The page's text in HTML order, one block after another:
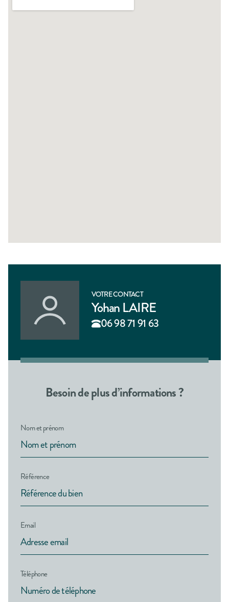
VOTRE CONTACT
Yohan LAIRE
06 98 71 91 63
Besoin de plus d’informations ?
Nom et prénom
Référence
Email
Téléphone